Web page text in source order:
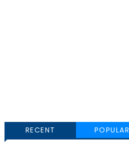
RECENT POPULAR